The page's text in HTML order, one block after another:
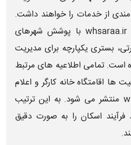
مندی از خدمات را خواهند داشت.
با پوشش شهرهای
بستری یکپارچه برای مدیریت
است. تمامی اطلاعیه های مرتبط
ها اقامتگاه خانه کارگرو اعلام
منتشر می شود. به این ترتیب
فرآیند اسکان را به صورت دقیق